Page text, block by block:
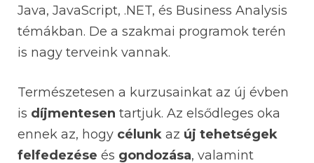
Java, JavaScript, .NET, és Business Analysis
témákban. De a szakmai programok terén
is nagy terveink vannak.
Természetesen a kurzusainkat az új évben
is díjmentesen tartjuk. Az elsődleges oka
ennek az, hogy célunk az új tehetségek
felfedezése és gondozása, valamint